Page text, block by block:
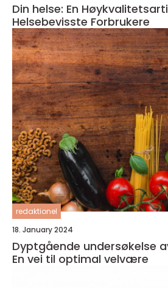
Din helse: En
Helsebevisste Forbrukere
redaktionel
18. January 2024
Dyptgående undersøkelse
En vei til optimal velvære